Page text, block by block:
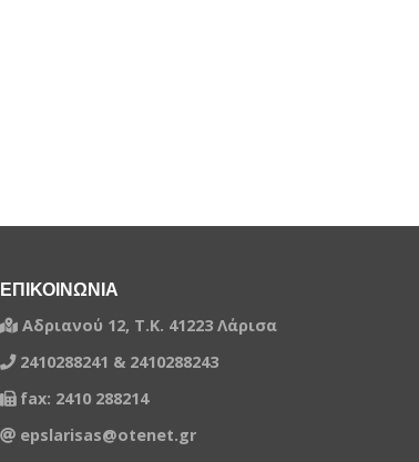
ΕΠΙΚΟΙΝΩΝΙΑ
Αδριανού 12, Τ.Κ. 41223 Λάρισα
2410288241 & 2410288243
fax: 2410 288214
epslarisas@otenet.gr